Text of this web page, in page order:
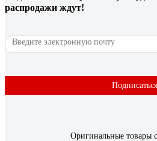
распродажи ждут!
Подписаться
Оригинальные товары